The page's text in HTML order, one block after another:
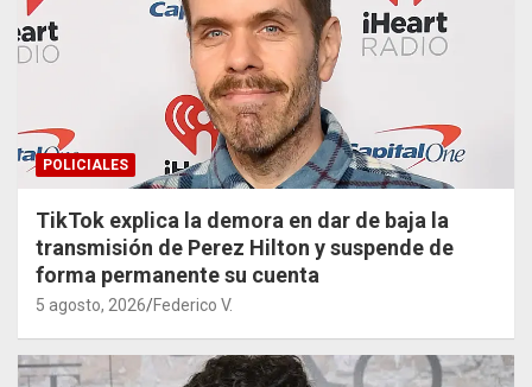
POLICIALES
TikTok explica la demora en dar de baja la
transmisión de Perez Hilton y suspende de
forma permanente su cuenta
5 agosto, 2026 Federico V.